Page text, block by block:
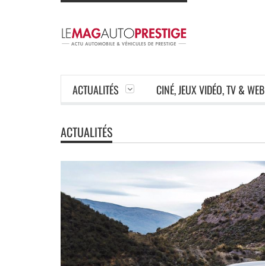
ACTUALITÉS CINÉ, JEUX VIDÉO, TV & WEB
ACTUALITÉS